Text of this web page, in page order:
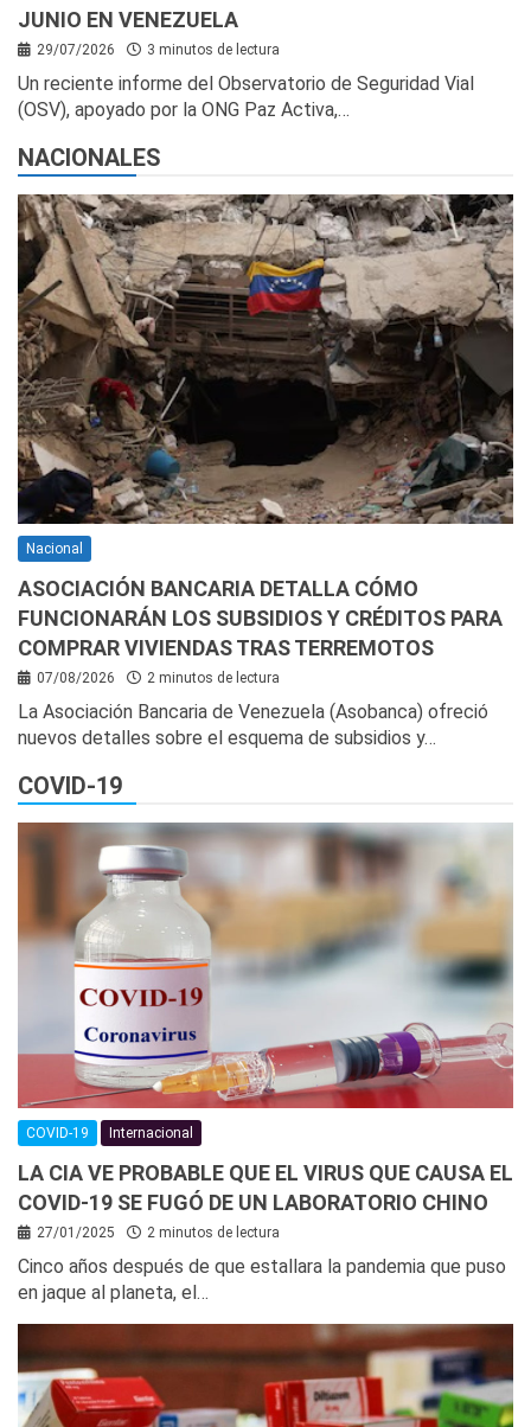
JUNIO EN VENEZUELA
29/07/2026 3 minutos de lectura
Un reciente informe del Observatorio de Seguridad Vial
(OSV), apoyado por la ONG Paz Activa,…
NACIONALES
Nacional
ASOCIACIÓN BANCARIA DETALLA CÓMO
FUNCIONARÁN LOS SUBSIDIOS Y CRÉDITOS PARA
COMPRAR VIVIENDAS TRAS TERREMOTOS
07/08/2026 2 minutos de lectura
La Asociación Bancaria de Venezuela (Asobanca) ofreció
nuevos detalles sobre el esquema de subsidios y…
COVID-19
COVID-19 Internacional
LA CIA VE PROBABLE QUE EL VIRUS QUE CAUSA EL
COVID-19 SE FUGÓ DE UN LABORATORIO CHINO
27/01/2025 2 minutos de lectura
Cinco años después de que estallara la pandemia que puso
en jaque al planeta, el…